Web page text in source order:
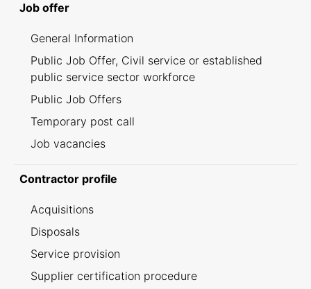
Job offer
General Information
Public Job Offer, Civil service or established
public service sector workforce
Public Job Offers
Temporary post call
Job vacancies
Contractor profile
Acquisitions
Disposals
Service provision
Supplier certification procedure